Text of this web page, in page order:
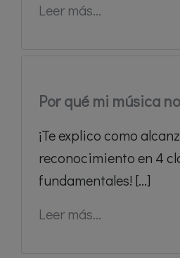
Leer más...
Por qué mi música
¡Te explico como
reconocimiento en 4
fundamentales! [...]
Leer más...